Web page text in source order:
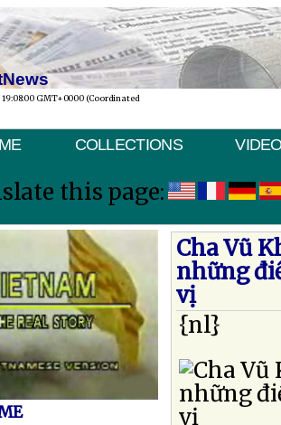
19:08:00 GMT+0000 (Coordinated
COLLECTIONS
this page:
Cha Vũ
những
vị
{nl}